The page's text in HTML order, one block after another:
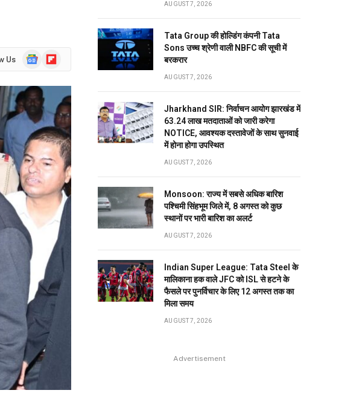
Us
GoogleFlipboard
AUGUST 7, 2026
Tata Group की होल्डिंग कंपनी Tata
Sons उच्च श्रेणी वाली NBFC की सूची में
बरकरार
AUGUST 7, 2026
Jharkhand SIR: निर्वाचन आयोग झारखंड में
63.24 लाख मतदाताओं को जारी करेगा
NOTICE, आवश्यक दस्तावेजों के साथ सुनवाई
में होना होगा उपस्थित
AUGUST 7, 2026
Monsoon: राज्य में सबसे अधिक बारिश
पश्चिमी सिंहभूम जिले में, 8 अगस्त को कुछ
स्थानों पर भारी बारिश का अलर्ट
AUGUST 7, 2026
Indian Super League: Tata Steel के
मालिकाना हक वाले JFC को ISL से हटने के
फैसले पर पुनर्विचार के लिए 12 अगस्त तक का
मिला समय
AUGUST 7, 2026
Advertisement